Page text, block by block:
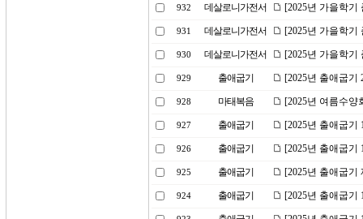
932 데살로니가전서 [2025년 가을학
931 데살로니가전서 [2025년 가을학기
930 데살로니가전서 [2025년 가을학기
929 출애굽기 [2025년 출애굽기
928 마태복음 [2025년 여름수양
927 출애굽기 [2025년 출애굽기
926 출애굽기 [2025년 출애굽기
925 출애굽기 [2025년 출애굽기
924 출애굽기 [2025년 출애굽기